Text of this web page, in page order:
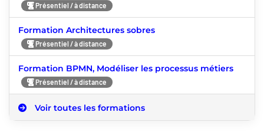
Présentiel / à distance
Formation Architectures sobres
Présentiel / à distance
Formation BPMN, Modéliser les processus métiers
Présentiel / à distance
Voir toutes les formations